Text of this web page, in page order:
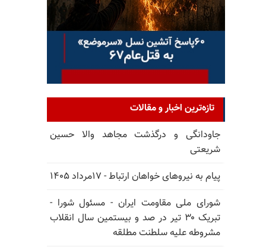
تازه‌ترین اخبار و مقالات
جاودانگی و درگذشت مجاهد والا حسین
شریعتی
پیام به نیروهای خواهان ارتباط - ۱۷مرداد ۱۴۰۵
شورای ملی مقاومت ایران - مسئول شورا -
تبریک ۳۰ تیر در صد و بیستمین سال انقلاب
مشروطه علیه سلطنت مطلقه